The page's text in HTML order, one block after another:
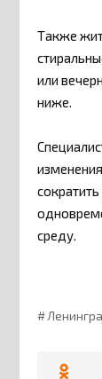
Также
или
ниже.
среду.